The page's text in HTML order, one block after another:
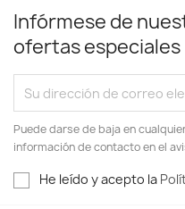
Infórmese de
ofertas especiales
Puede darse de baja en
información de contacto en el
He leído y acepto la